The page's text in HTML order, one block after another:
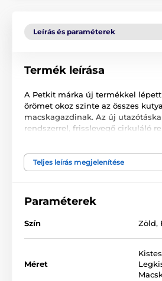
Leírás és paraméterek
Termék leírása
A Petkit márka új termékkel
örömet okoz szinte az összes
macskagazdinak. Az új
rendszerrel, frisslevegő cirkuláló
hordozható rendszerrel lett
viselése rendkívül kényelmes.
Teljes leírás megjelenítése
Paraméterek
Szín Zöld,
Méret